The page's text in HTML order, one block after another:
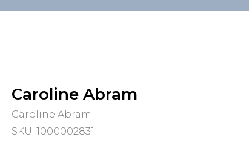
Caroline Abram
Caroline Abram
SKU: 1000002831